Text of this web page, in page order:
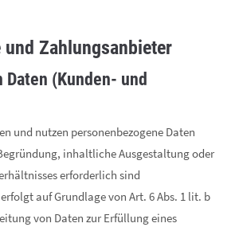
und Zahlungs­anbieter
(Kunden- und
und nutzen personenbezogene Daten
inhaltliche Ausgestaltung oder
erforderlich sind
auf Grundlage von Art. 6 Abs. 1 lit. b
von Daten zur Erfüllung eines